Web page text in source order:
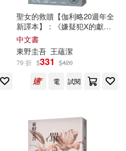
聖女的救贖【伽利略20週年全
新譯本】：《嫌疑犯X的獻
身》姊妹作，東野式謎團最高
峰!日本熱賣突破百萬冊，名譯
者王蘊潔全新翻譯!
中文書
東野圭吾 王蘊潔
79 折 $331 $420
電
試閱